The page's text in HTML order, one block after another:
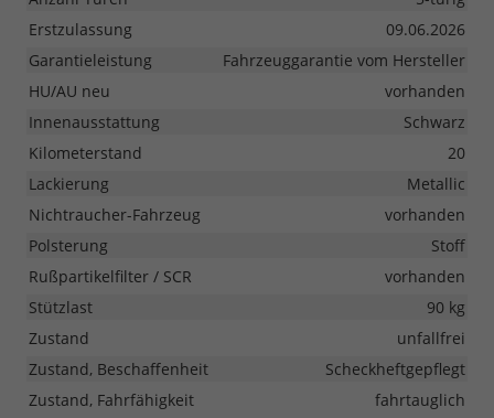
Erstzulassung
09.06.2026
Garantieleistung
Fahrzeuggarantie vom Hersteller
HU/AU neu
vorhanden
Innenausstattung
Schwarz
Kilometerstand
20
Lackierung
Metallic
Nichtraucher-Fahrzeug
vorhanden
Polsterung
Stoff
Rußpartikelfilter / SCR
vorhanden
Stützlast
90 kg
Zustand
unfallfrei
Zustand, Beschaffenheit
Scheckheftgepflegt
Zustand, Fahrfähigkeit
fahrtauglich